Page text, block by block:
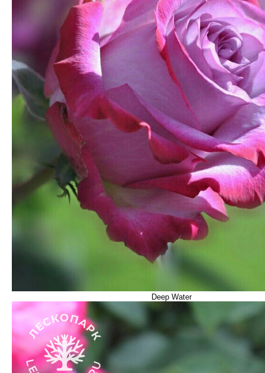
Deep Water